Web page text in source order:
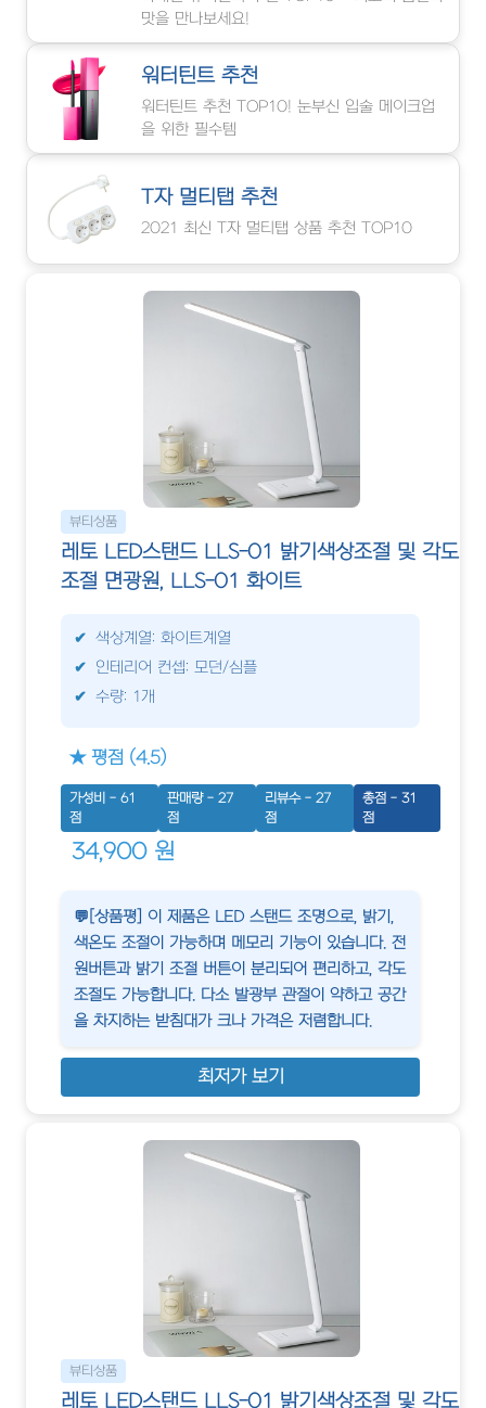
맛을 만나보세요!
워터틴트 추천
워터틴트 추천 TOP10! 눈부신 입술 메이크업
을 위한 필수템
T자 멀티탭 추천
2021 최신 T자 멀티탭 상품 추천 TOP10
뷰티상품
레토 LED스탠드 LLS-01 밝기색상조절 및 각도
조절 면광원, LLS-01 화이트
색상계열: 화이트계열
인테리어 컨셉: 모던/심플
수량: 1개
★ 평점 (4.5)
가성비 - 61
점
판매량 - 27
점
리뷰수 - 27
점
총점 - 31
점
34,900 원
💬[상품평] 이 제품은 LED 스탠드 조명으로, 밝기,
색온도 조절이 가능하며 메모리 기능이 있습니다. 전
원버튼과 밝기 조절 버튼이 분리되어 편리하고, 각도
조절도 가능합니다. 다소 발광부 관절이 약하고 공간
을 차지하는 받침대가 크나 가격은 저렴합니다.
최저가 보기
뷰티상품
레토 LED스탠드 LLS-01 밝기색상조절 및 각도